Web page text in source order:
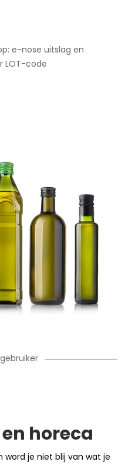
e-nose uitslag en
LOT-code
horeca
word je niet blij van wat je